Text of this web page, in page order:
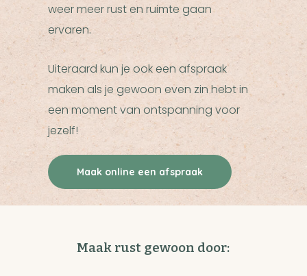
weer meer rust en ruimte gaan
ervaren.
Uiteraard kun je ook een afspraak
maken als je gewoon even zin hebt in
een moment van ontspanning voor
jezelf!
Maak online een afspraak
Maak rust gewoon door: